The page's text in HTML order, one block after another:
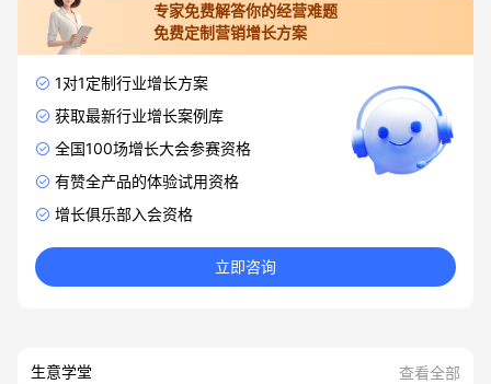
专家免费解答你的经营难题
免费定制营销增长方案
1对1定制行业增长方案
获取最新行业增长案例库
全国100场增长大会参赛资格
有赞全产品的体验试用资格
增长俱乐部入会资格
立即咨询
生意学堂 查看全部